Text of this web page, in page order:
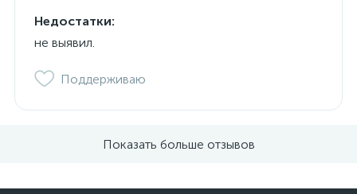
Недостатки:
не выявил.
Поддерживаю
Показать больше отзывов